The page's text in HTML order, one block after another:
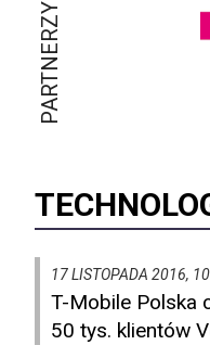
PARTNERZY
17 LISTOPADA 2016,
T-Mobile Polska
50 tys. klientów